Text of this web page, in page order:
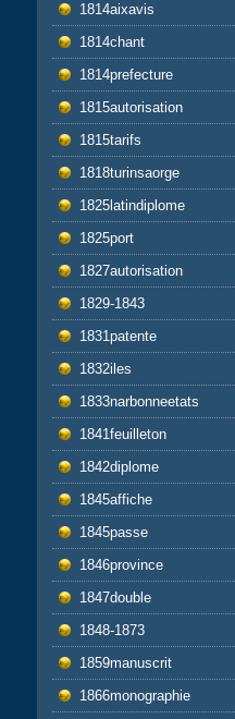
1814aixavis
1814chant
1814prefecture
1815autorisation
1815tarifs
1818turinsaorge
1825latindiplome
1825port
1827autorisation
1829-1843
1831patente
1832iles
1833narbonneetats
1841feuilleton
1842diplome
1845affiche
1845passe
1846province
1847double
1848-1873
1859manuscrit
1866monographie